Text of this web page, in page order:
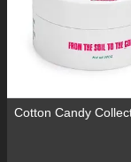
Cotton Candy